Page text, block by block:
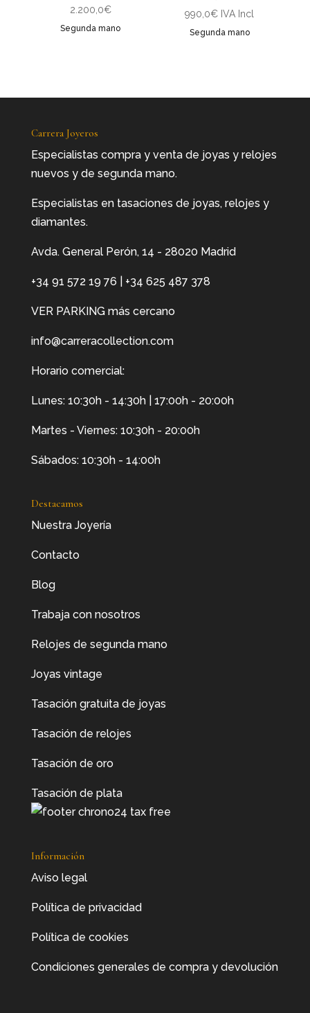
2.200,0€
Segunda mano
990,0€ IVA Incl
Segunda mano
Carrera Joyeros
Especialistas compra y venta de joyas y relojes
nuevos y de segunda mano.
Especialistas en tasaciones de joyas, relojes y
diamantes.
Avda. General Perón, 14 - 28020 Madrid
+34 91 572 19 76 +34 625 487 378
VER PARKING más cercano
info@carreracollection.com
Horario comercial:
Lunes: 10:30h - 14:30h | 17:00h - 20:00h
Martes - Viernes: 10:30h - 20:00h
Sábados: 10:30h - 14:00h
Destacamos
Nuestra Joyería
Contacto
Blog
Trabaja con nosotros
Relojes de segunda mano
Joyas vintage
Tasación gratuita de joyas
Tasación de relojes
Tasación de oro
Tasación de plata
Información
Aviso legal
Política de privacidad
Política de cookies
Condiciones generales de compra y devolución